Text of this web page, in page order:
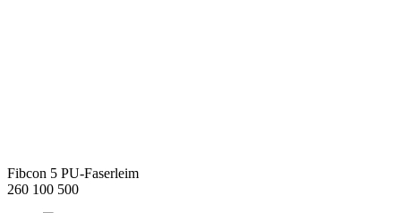
Fibcon 5 PU-Faserleim
260 100 500